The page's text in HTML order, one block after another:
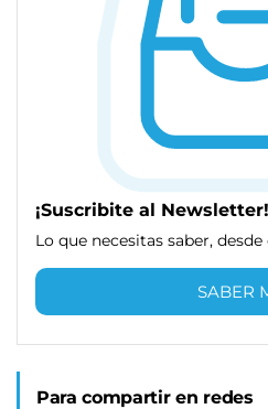
¡Suscribite al Newsletter!
Lo que necesitas saber,
SABER
Para compartir en redes